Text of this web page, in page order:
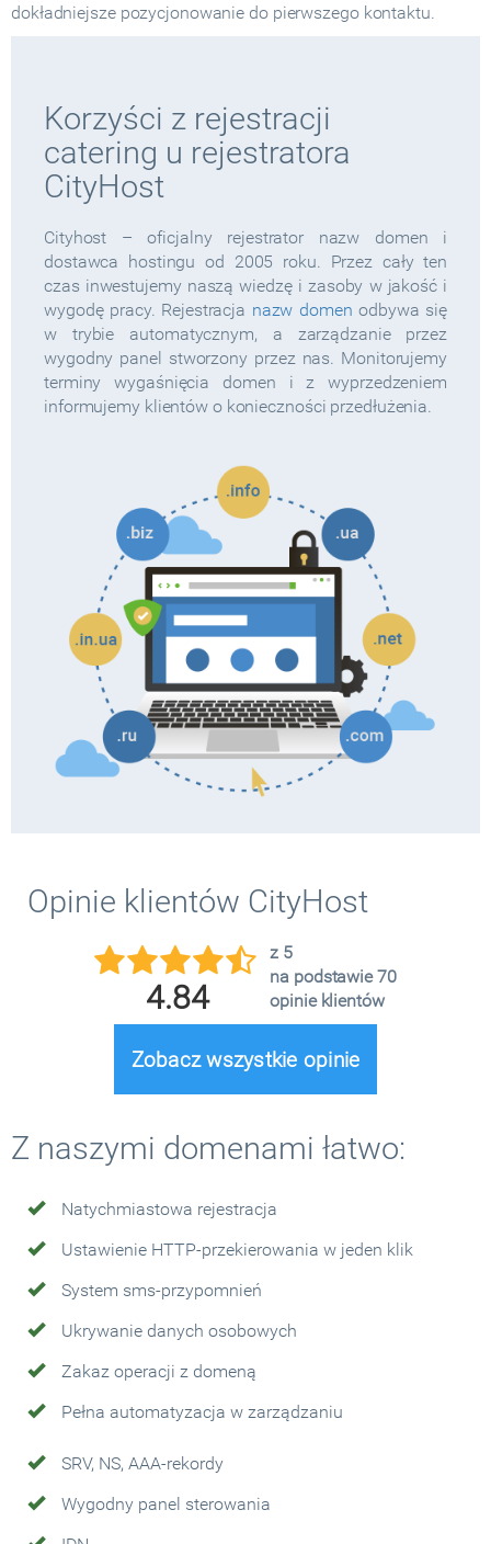
dokładniejsze pozycjonowanie do pierwszego kontaktu.
Korzyści z rejestracji
catering u rejestratora
CityHost
Cityhost – oficjalny rejestrator nazw domen i
dostawca hostingu od 2005 roku. Przez cały ten
czas inwestujemy naszą wiedzę i zasoby w jakość i
wygodę pracy. Rejestracja nazw domen odbywa się
w trybie automatycznym, a zarządzanie przez
wygodny panel stworzony przez nas. Monitorujemy
terminy wygaśnięcia domen i z wyprzedzeniem
informujemy klientów o konieczności przedłużenia.
Opinie klientów CityHost
4.84
z 5
na podstawie 70
opinie klientów
Zobacz wszystkie opinie
Z naszymi domenami łatwo:
Natychmiastowa rejestracja
Ustawienie HTTP-przekierowania w jeden klik
System sms-przypomnień
Ukrywanie danych osobowych
Zakaz operacji z domeną
Pełna automatyzacja w zarządzaniu
SRV, NS, AAA-rekordy
Wygodny panel sterowania